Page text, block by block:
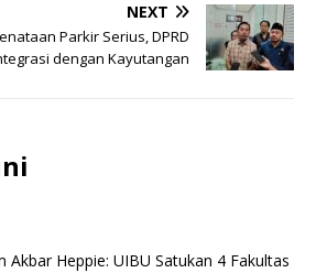
NEXT
Parkir Serius, DPRD
dengan Kayutangan
Akbar Heppie: UIBU Satukan 4 Fakultas